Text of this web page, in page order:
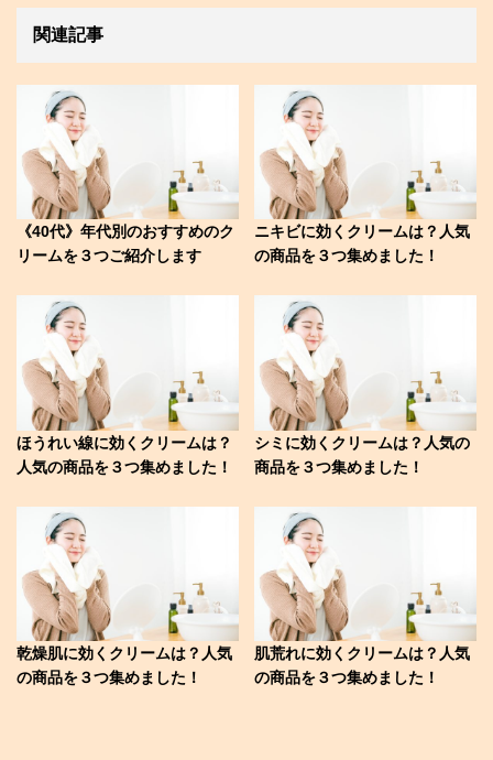
関連記事
《40代》年代別のおすすめのク
リームを３つご紹介します
ニキビに効くクリームは？人気
の商品を３つ集めました！
ほうれい線に効くクリームは？
人気の商品を３つ集めました！
シミに効くクリームは？人気の
商品を３つ集めました！
乾燥肌に効くクリームは？人気
の商品を３つ集めました！
肌荒れに効くクリームは？人気
の商品を３つ集めました！